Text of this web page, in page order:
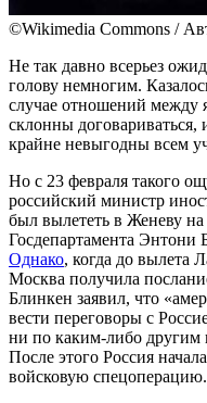
©Wikimedia Commons /
Не так давно всерьез
голову немногим.
случае отношений между
склонны
крайне невыгодны всем
Но с 23 февраля такого
российский министр
был вылететь в Женеву на
Госдепартамента Энтони
Однако, когда до вылета
Москва получила
Блинкен заявил, что
вести переговоры с
ни по каким-либо другим
После этого Россия
войсковую спецоперацию.